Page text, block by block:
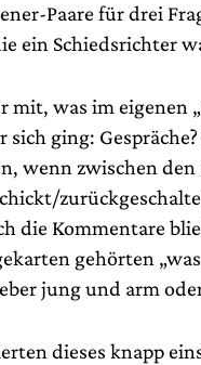
Paare für drei
ein Schiedsrichter
mit, was im eigenen
sich ging:
wenn zwischen
die Kommentare
gehörten
jung und arm
dieses knapp